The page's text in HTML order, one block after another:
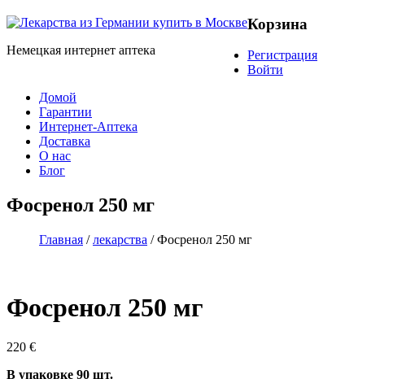
Немецкая интернет аптека
Корзина
Регистрация
Войти
Домой
Гарантии
Интернет-Аптека
Доставка
О нас
Блог
Фосренол 250 мг
Главная /лекарства / Фосренол 250 мг
Фосренол 250 мг
220 €
В упаковке 90 шт.